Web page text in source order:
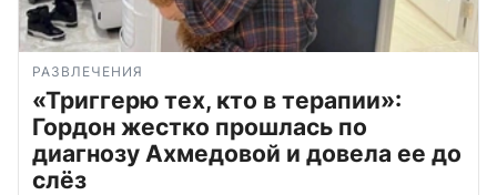
РАЗВЛЕЧЕНИЯ
«Триггерю тех, кто в терапии»:
Гордон жестко прошлась по
диагнозу Ахмедовой и довела ее до
слёз